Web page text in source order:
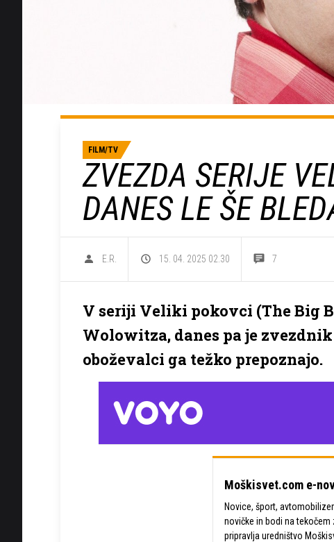
FILM/TV
ZVEZDA SERIJE
DANES LE ŠE
E.R. 15. 04. 2025 02.30 7
V seriji Veliki pokovci (The Big
Wolowitza, danes pa je
oboževalci ga težko prepoznajo.
Moškisvet.com e-
Novice, šport,
novičke in bodi na
pripravlja uredništvo